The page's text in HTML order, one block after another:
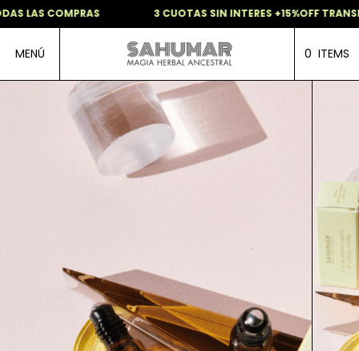
LAS COMPRAS 3 CUOTAS SIN INTERES +15%OFF
MENÚ 0 ITEMS